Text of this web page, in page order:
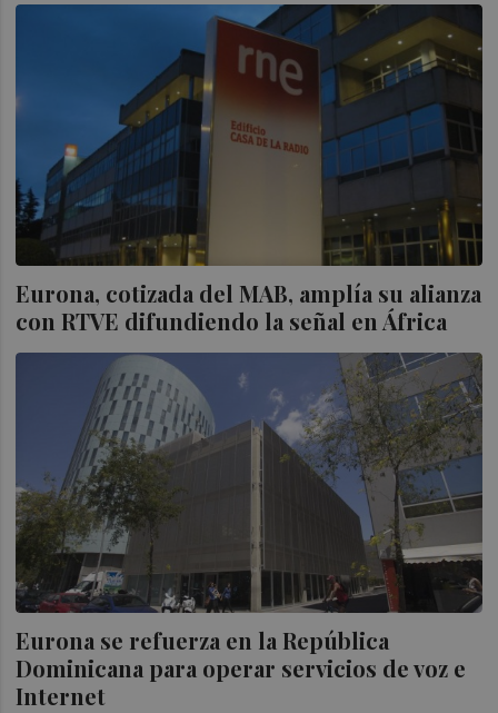
Eurona, cotizada del MAB, amplía su alianza
con RTVE difundiendo la señal en África
Eurona se refuerza en la República
Dominicana para operar servicios de voz e
Internet